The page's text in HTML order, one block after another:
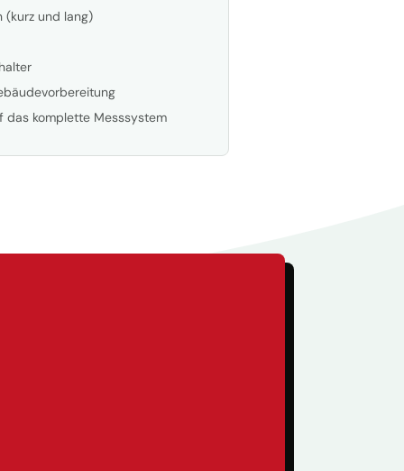
(kurz und lang)
das komplette Messsystem